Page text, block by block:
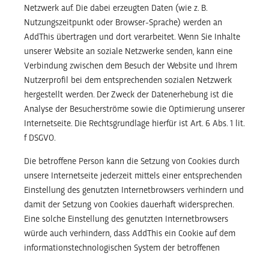
Netzwerk auf. Die dabei erzeugten Daten (wie z. B.
Nutzungszeitpunkt oder Browser-Sprache) werden an
AddThis übertragen und dort verarbeitet. Wenn Sie Inhalte
unserer Website an soziale Netzwerke senden, kann eine
Verbindung zwischen dem Besuch der Website und Ihrem
Nutzerprofil bei dem entsprechenden sozialen Netzwerk
hergestellt werden. Der Zweck der Datenerhebung ist die
Analyse der Besucherströme sowie die Optimierung unserer
Internetseite. Die Rechtsgrundlage hierfür ist Art. 6 Abs. 1 lit.
f DSGVO.
Die betroffene Person kann die Setzung von Cookies durch
unsere Internetseite jederzeit mittels einer entsprechenden
Einstellung des genutzten Internetbrowsers verhindern und
damit der Setzung von Cookies dauerhaft widersprechen.
Eine solche Einstellung des genutzten Internetbrowsers
würde auch verhindern, dass AddThis ein Cookie auf dem
informationstechnologischen System der betroffenen